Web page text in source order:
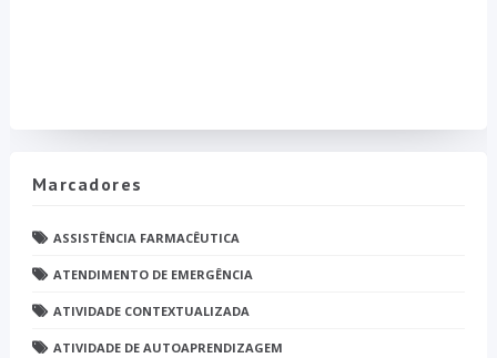
Marcadores
ASSISTÊNCIA FARMACÊUTICA
ATENDIMENTO DE EMERGÊNCIA
ATIVIDADE CONTEXTUALIZADA
ATIVIDADE DE AUTOAPRENDIZAGEM